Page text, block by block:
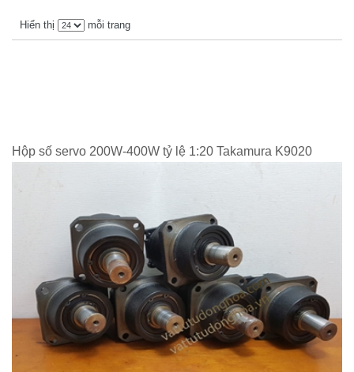
Hiển thị mỗi trang
Hộp số servo 200W-400W tỷ lệ 1:20 Takamura K9020